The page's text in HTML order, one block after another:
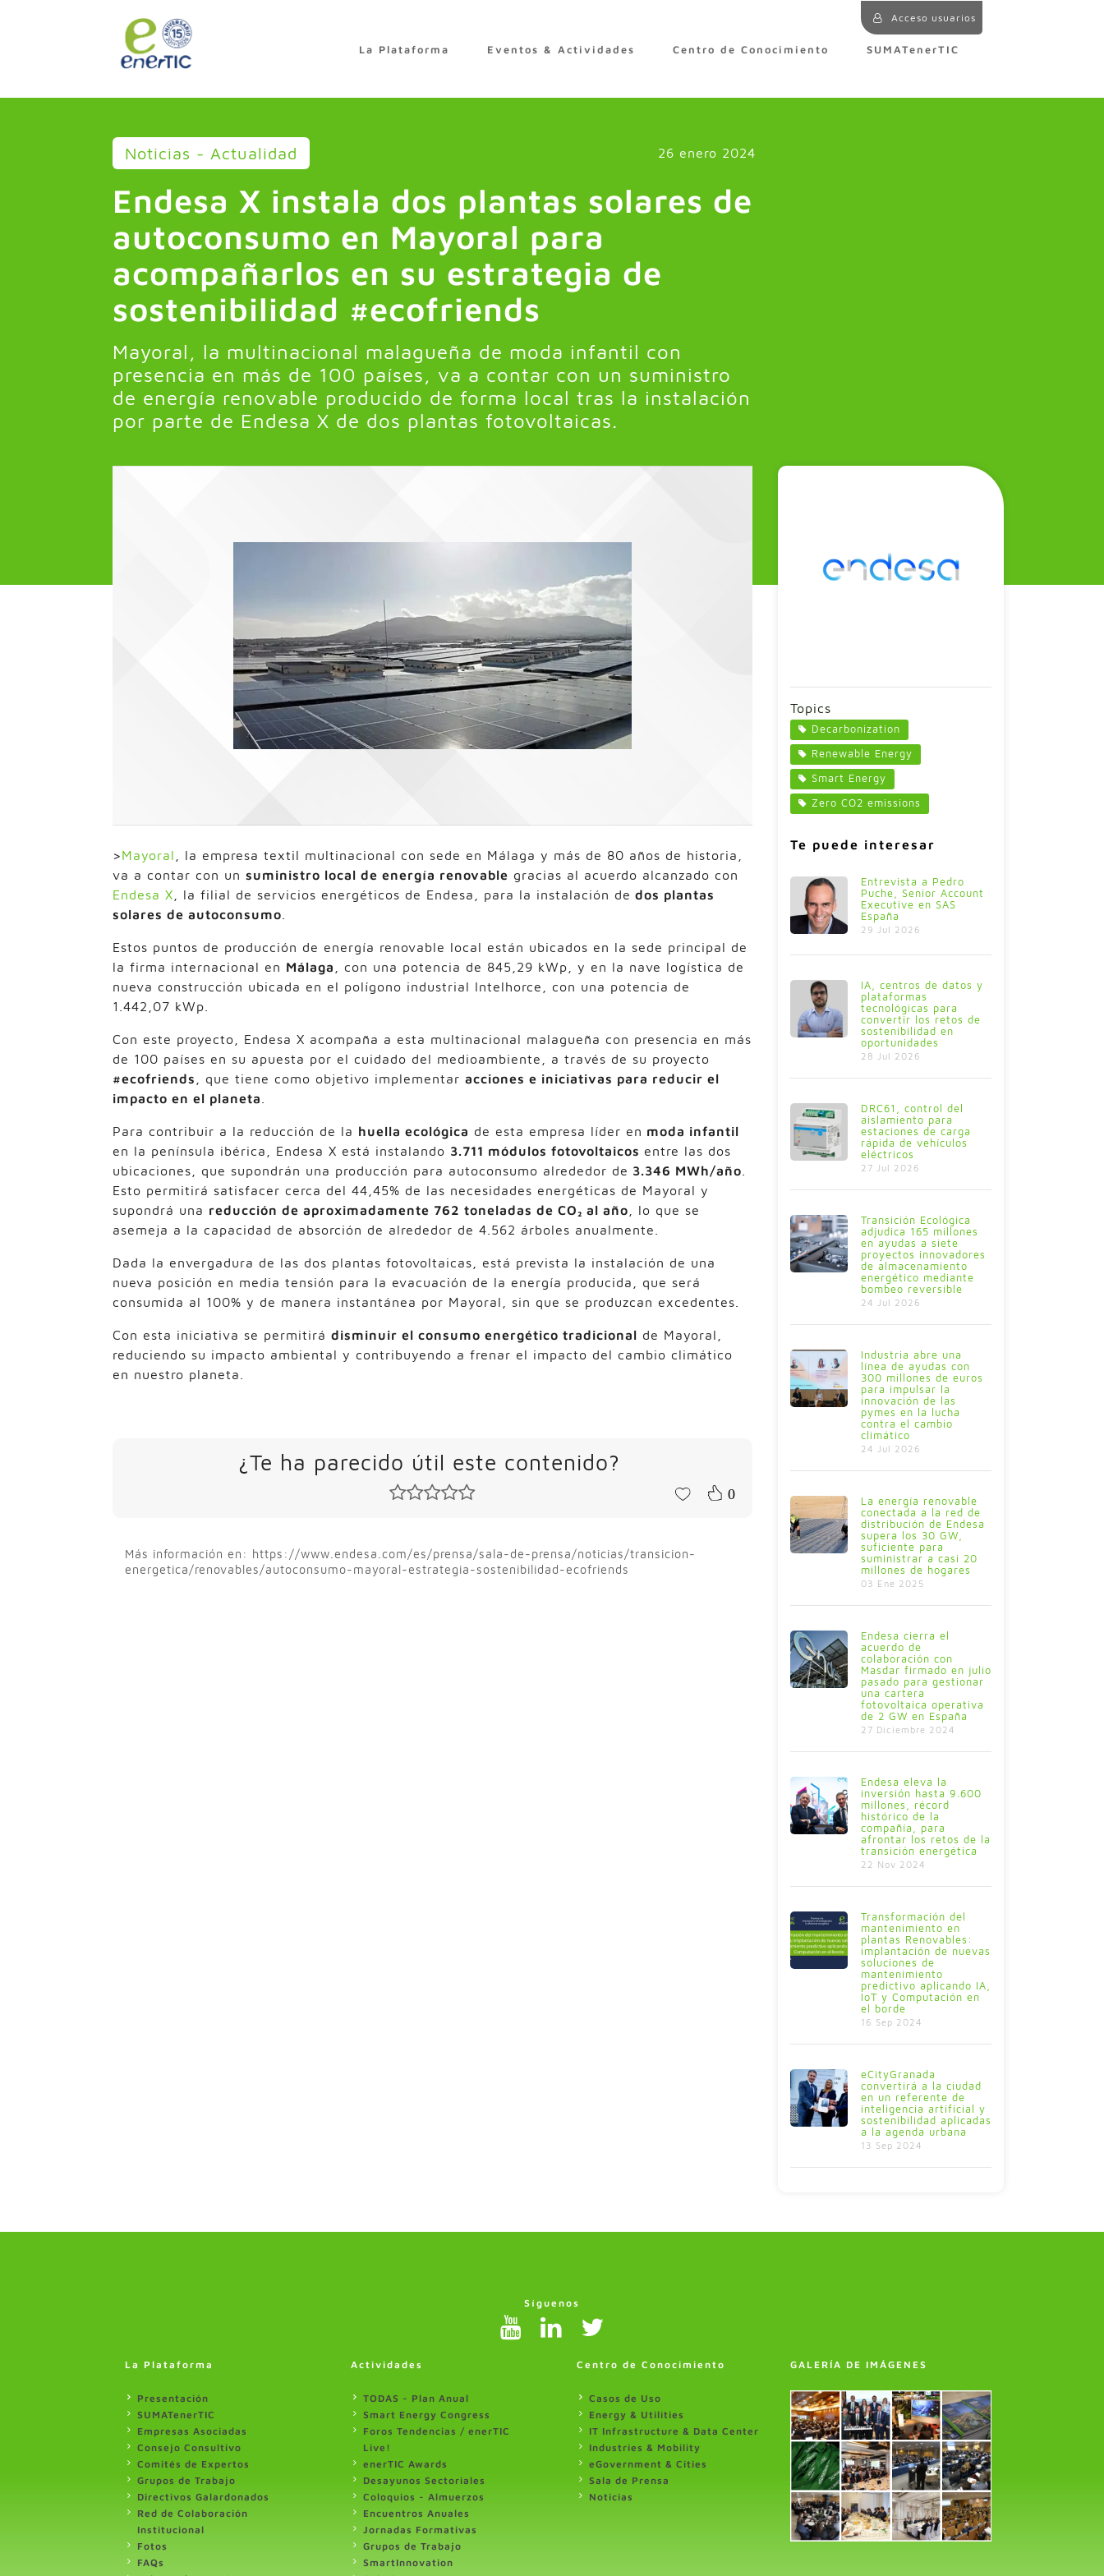
Acceso usuarios
La Plataforma Eventos & Actividades Centro de Conocimiento SUMATenerTIC
Noticias - Actualidad 26 enero 2024
Endesa X instala dos plantas solares de
autoconsumo en Mayoral para
acompañarlos en su estrategia de
sostenibilidad #ecofriends
Mayoral, la multinacional malagueña de moda infantil con
presencia en más de 100 países, va a contar con un suministro
de energía renovable producido de forma local tras la instalación
por parte de Endesa X de dos plantas fotovoltaicas.
>Mayoral
, la empresa textil multinacional con sede en Málaga y más de 80 años de historia,
va a contar con un suministro local de energía renovable gracias al acuerdo alcanzado con
Endesa X , la filial de servicios energéticos de Endesa, para la instalación de dos plantas
solares de autoconsumo
Estos puntos de producción de energía renovable local están ubicados en la sede principal de
la firma internacional en Málaga
, con una potencia de 845,29 kWp, y en la nave logística de
nueva construcción ubicada en el polígono industrial Intelhorce, con una potencia de
1.442,07 kWp.
Con este proyecto, Endesa X acompaña a esta multinacional malagueña con presencia en más
de 100 países en su apuesta por el cuidado del medioambiente, a través de su proyecto
#ecofriends
, que tiene como objetivo implementar acciones e iniciativas para reducir el
impacto en el planeta
Para contribuir a la reducción de la huella ecológica de esta empresa líder en moda infantil
en la península ibérica, Endesa X está instalando 3.711 módulos fotovoltaicos entre las dos
ubicaciones, que supondrán una producción para autoconsumo alrededor de 3.346 MWh/año
Esto permitirá satisfacer cerca del 44,45% de las necesidades energéticas de Mayoral y
supondrá una reducción de aproximadamente 762 toneladas de CO₂ al año , lo que se
asemeja a la capacidad de absorción de alrededor de 4.562 árboles anualmente.
Dada la envergadura de las dos plantas fotovoltaicas, está prevista la instalación de una
nueva posición en media tensión para la evacuación de la energía producida, que será
consumida al 100% y de manera instantánea por Mayoral, sin que se produzcan excedentes.
Con esta iniciativa se permitirá disminuir el consumo energético tradicional de Mayoral,
reduciendo su impacto ambiental y contribuyendo a frenar el impacto del cambio climático
en nuestro planeta.
¿Te ha parecido útil este contenido?
0
Más información en: https://www.endesa.com/es/prensa/sala-de-prensa/noticias/transicion-
energetica/renovables/autoconsumo-mayoral-estrategia-sostenibilidad-ecofriends
Topics
Decarbonization
Renewable Energy
Smart Energy
Zero CO2 emissions
Te puede interesar
Entrevista a Pedro
Puche, Senior Account
Executive en SAS
España
29 Jul 2026
IA, centros de datos y
plataformas
tecnológicas para
convertir los retos de
sostenibilidad en
oportunidades
28 Jul 2026
DRC61, control del
aislamiento para
estaciones de carga
rápida de vehículos
eléctricos
27 Jul 2026
Transición Ecológica
adjudica 165 millones
en ayudas a siete
proyectos innovadores
de almacenamiento
energético mediante
bombeo reversible
24 Jul 2026
Industria abre una
línea de ayudas con
300 millones de euros
para impulsar la
innovación de las
pymes en la lucha
contra el cambio
climático
24 Jul 2026
La energía renovable
conectada a la red de
distribución de Endesa
supera los 30 GW,
suficiente para
suministrar a casi 20
millones de hogares
03 Ene 2025
Endesa cierra el
acuerdo de
colaboración con
Masdar firmado en julio
pasado para gestionar
una cartera
fotovoltaica operativa
de 2 GW en España
27 Diciembre 2024
Endesa eleva la
inversión hasta 9.600
millones, récord
histórico de la
compañía, para
afrontar los retos de la
transición energética
22 Nov 2024
Transformación del
mantenimiento en
plantas Renovables:
implantación de nuevas
soluciones de
mantenimiento
predictivo aplicando IA,
IoT y Computación en
el borde
16 Sep 2024
eCityGranada
convertirá a la ciudad
en un referente de
inteligencia artificial y
sostenibilidad aplicadas
a la agenda urbana
13 Sep 2024
Síguenos
La Plataforma
Presentación
SUMATenerTIC
Empresas Asociadas
Consejo Consultivo
Comités de Expertos
Grupos de Trabajo
Directivos Galardonados
Red de Colaboración
Institucional
Fotos
FAQs
Actividades
TODAS - Plan Anual
Smart Energy Congress
Foros Tendencias / enerTIC
Live!
enerTIC Awards
Desayunos Sectoriales
Coloquios - Almuerzos
Encuentros Anuales
Jornadas Formativas
Grupos de Trabajo
SmartInnovation
Centro de Conocimiento
Casos de Uso
Energy & Utilities
IT Infrastructure & Data Center
Industries & Mobility
eGovernment & Cities
Sala de Prensa
Noticias
GALERÍA DE IMÁGENES